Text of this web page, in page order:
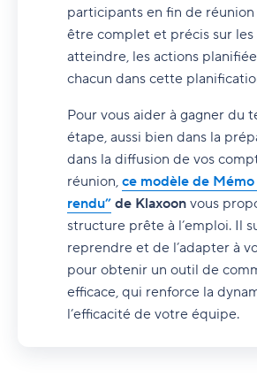
participants en fin de
être complet et précis sur les
atteindre, les actions
chacun dans cette
Pour vous aider à gagner du
étape, aussi bien dans la
dans la diffusion de vos
réunion, ce modèle de
rendu” de Klaxoon vous
structure prête à l’emploi. Il
reprendre et de l’adapter à
pour obtenir un outil de
efficace, qui renforce la
l’efficacité de votre équipe.